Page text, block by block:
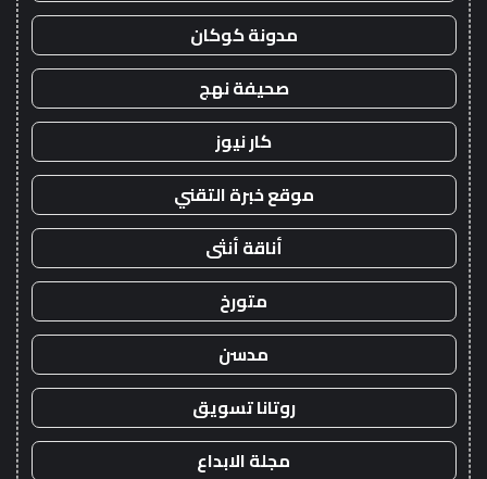
مدونة كوكان
صحيفة نهج
كار نيوز
موقع خبرة التقني
أناقة أنثى
متورخ
مدسن
روتانا تسويق
مجلة الابداع